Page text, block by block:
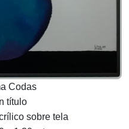
Codas
título
sobre tela